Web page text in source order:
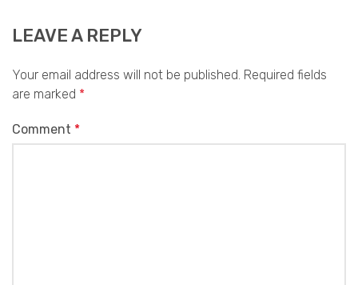
LEAVE A REPLY
Your email address will not be published. Required fields
are marked *
Comment *